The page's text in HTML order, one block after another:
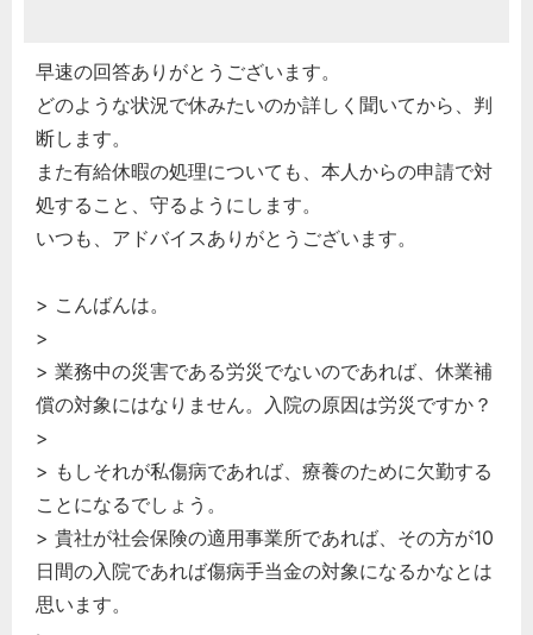
早速の回答ありがとうございます。
どのような状況で休みたいのか詳しく聞いてから、判
断します。
また有給休暇の処理についても、本人からの申請で対
処すること、守るようにします。
いつも、アドバイスありがとうございます。
> こんばんは。
>
> 業務中の災害である労災でないのであれば、休業補
償の対象にはなりません。入院の原因は労災ですか？
>
> もしそれが私傷病であれば、療養のために欠勤する
ことになるでしょう。
> 貴社が社会保険の適用事業所であれば、その方が10
日間の入院であれば傷病手当金の対象になるかなとは
思います。